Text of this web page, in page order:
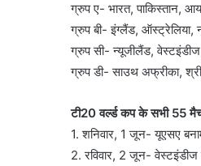
ग्रुप ए- भारत, पाकिस्तान,
ग्रुप बी- इंग्लैंड, ऑस्ट्रेलिया,
ग्रुप सी- न्यूजीलैंड, वेस्टइंडीज,
ग्रुप डी- साउथ अफ्रीका,
टी20 वर्ल्ड कप के सभी 55
1. शनिवार, 1 जून- यूएसए
2. रविवार, 2 जून- वेस्टइंडीज